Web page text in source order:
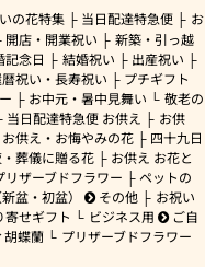
の花特集 当日配達特急便
お
開店・開業祝い
新築・引っ越
記念日 結婚祝い
出産祝い
祝い・長寿祝い
プチギフト
お中元・暑中見舞い
敬老の
当日配達特急便 お供え
お供
お供え・お悔やみの花
四十九日
葬儀に贈る花
お供え お花と
リザーブドフラワー
ペットの
盆・初盆） その他
お祝い
寄せギフト ビジネス用
ご自
胡蝶蘭 プリザーブドフラワー